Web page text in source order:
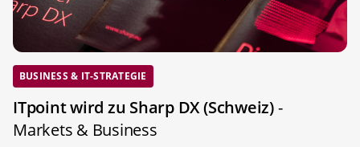
BUSINESS & IT-STRATEGIE
ITpoint wird zu Sharp DX (Schweiz)-
Markets & Business